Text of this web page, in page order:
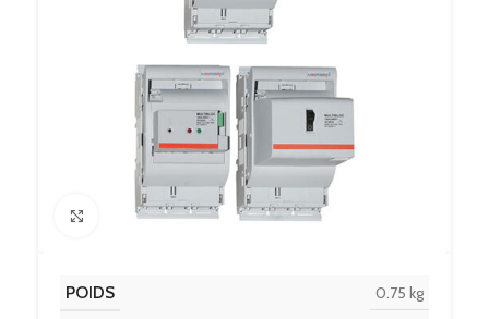
Click to enlarge
POIDS 0.75 kg